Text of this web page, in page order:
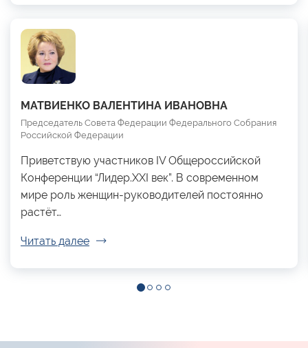
МАТВИЕНКО ВАЛЕНТИНА ИВАНОВНА
Председатель Совета Федерации Федерального Собрания
Российской Федерации
Приветствую участников IV Общероссийской
Конференции “Лидер.XXI век”. В современном
мире роль женщин-руководителей постоянно
растёт…
Читать далее